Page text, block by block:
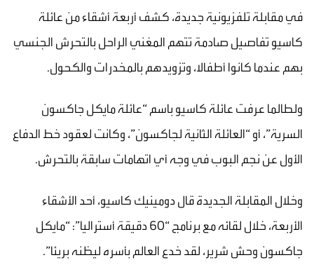
في مقابلة تلفزيونية جديدة، كشف أربعة أشقاء من عائلة
كاسيو تفاصيل صادمة تتهم المغني الراحل بالتحرش الجنسي
بهم عندما كانوا أطفالا، وتزويدهم بالمخدرات والكحول.
ولطالما عرفت عائلة كاسيو باسم “عائلة مايكل جاكسون
السرية”، أو “العائلة الثانية لجاكسون”، وكانت لعقود خط الدفاع
الأول عن نجم البوب في وجه أي اتهامات سابقة بالتحرش.
وخلال المقابلة الجديدة قال دومينيك كاسيو، أحد الأشقاء
الأربعة، خلال لقائه مع برنامج “60 دقيقة أستراليا”: “مايكل
جاكسون وحش شرير، لقد خدع العالم بأسره ليظنه بريئا”.